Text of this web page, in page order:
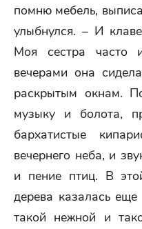
помню мебель,
улыбнулся. – И
Моя сестра часто
вечерами она
раскрытым окнам.
музыку и болота,
бархатистые
вечернего неба, и
и пение птиц. В
дерева казалась
такой нежной и